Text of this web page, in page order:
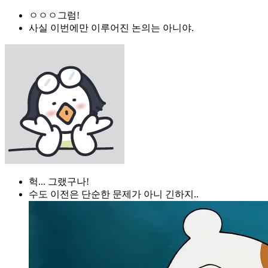
ㅇㅇㅇ그럼!
사실 이번에만 이루어진 논의는 아니야.
헉... 그랬구나!
수도 이전은 단순한 문제가 아니 긴하지..